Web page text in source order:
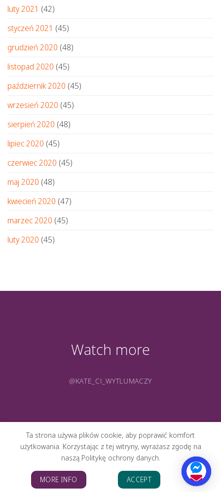
luty 2021 (42)
styczeń 2021 (45)
grudzień 2020 (48)
listopad 2020 (45)
październik 2020 (45)
wrzesień 2020 (45)
sierpień 2020 (48)
lipiec 2020 (45)
czerwiec 2020 (45)
maj 2020 (48)
kwiecień 2020 (47)
marzec 2020 (45)
luty 2020 (45)
Watch more
@KATE_CI_WYTLUMACZY
BLOG
Copyright 2026 ©
Ta strona używa plików cookie, aby poprawić komfort
użytkowania. Korzystając z tej witryny, wyrażasz zgodę na
naszą Politykę ochrony danych.
MORE INFO ACCEPT